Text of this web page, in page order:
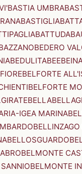
BASTIA UMBRA
BASTIGLIA
BATTUDA
BEDERO
BEDULITABEE
BELFORTE
BELFORTE
BELLA
IGEA MARINA
BELLINZAGO
BELLOSGUARDO
BELMONTE
BELMONTE